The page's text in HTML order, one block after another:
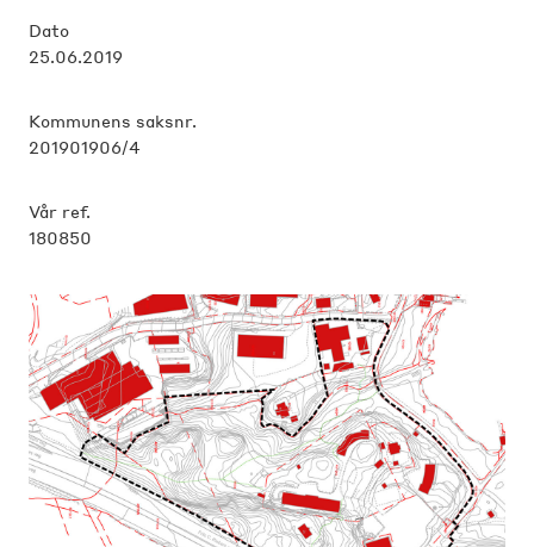
Dato
25.06.2019
Kommunens saksnr.
201901906/4
Vår ref.
180850